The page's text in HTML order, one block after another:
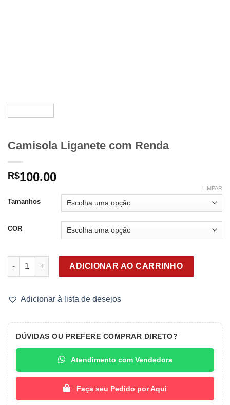
Camisola Liganete com Renda
R$100.00
Tamanhos
COR
LIMPAR
Camisola Liganete com Renda quantidade
ADICIONAR AO CARRINHO
Adicionar à lista de desejos
DÚVIDAS OU PREFERE COMPRAR DIRETO?
Atendimento com Vendedora
Faça seu Pedido por Aqui